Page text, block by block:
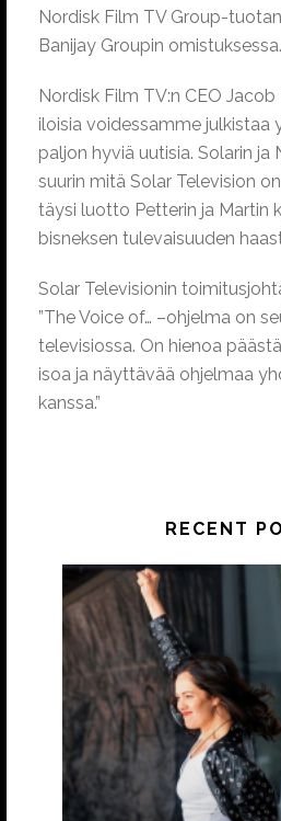
Nordisk Film TV Group-
Banijay Groupin omistuksessa.
Nordisk Film TV:n CEO
iloisia voidessamme julkistaa
paljon hyviä uutisia. Solarin ja
suurin mitä Solar Television
täysi luotto Petterin ja Martin
bisneksen tulevaisuuden
Solar Televisionin
”The Voice of… –ohjelma on
televisiossa. On hienoa
isoa ja näyttävää ohjelmaa
kanssa.”
RECENT